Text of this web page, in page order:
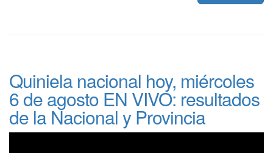
Quiniela nacional hoy, miércoles
6 de agosto EN VIVO: resultados
de la Nacional y Provincia